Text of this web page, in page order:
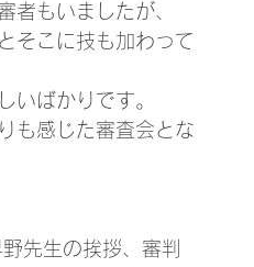
者もいましたが、
そこに技も加わって
いばかりです。
も感じた審査会とな
先生の挨拶、審判